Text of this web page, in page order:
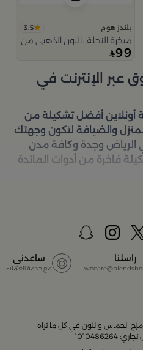
بلندز هوم 3.5
مبخرة النحلة باللون الذهبي من امارا
99
عبر الإنترنت في
أونلاين أفضل تشكيلة من
والضيافة لتكون وجهتك
الرياض وجدة وكافة مدن
فاخرة من أدوات المائدة
– كل ذلك وأكثر في مكان
في السعودية
لدينا كل ما ترغب به من:
مائدة راقية
راسلنا ساعدني
مع خدمة العملاء
الحماس واللون في كل ما تراه